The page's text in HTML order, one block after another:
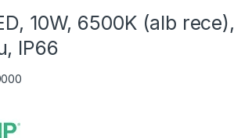
10W, 6500K (alb rece),
IP66